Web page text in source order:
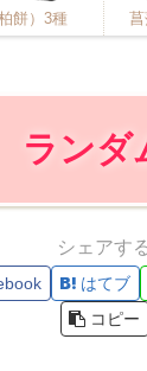
餅）3種
ランダ
シェアす
はてブ
コピー